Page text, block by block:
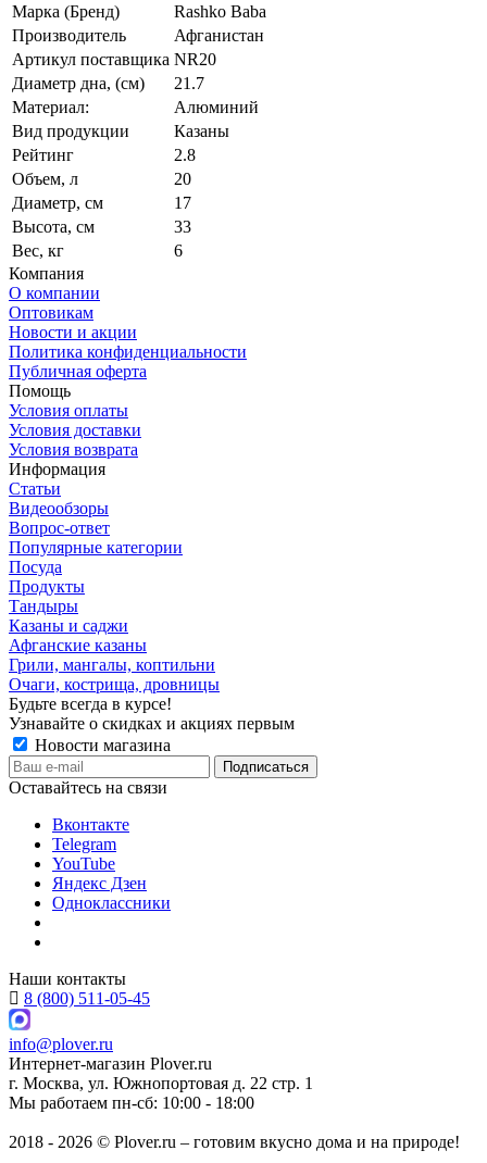
Марка (Бренд)
Rashko Baba
Производитель
Афганистан
Артикул поставщика NR20
Диаметр дна, (см)
21.7
Материал:
Алюминий
Вид продукции
Казаны
Рейтинг
2.8
Объем, л
20
Диаметр, см
17
Высота, см
33
Вес, кг
6
Компания
О компании
Оптовикам
Новости и акции
Политика конфиденциальности
Публичная оферта
Помощь
Условия оплаты
Условия доставки
Условия возврата
Информация
Статьи
Видеообзоры
Вопрос-ответ
Популярные категории
Посуда
Продукты
Тандыры
Казаны и саджи
Афганские казаны
Грили, мангалы, коптильни
Очаги, кострища, дровницы
Будьте всегда в курсе!
Узнавайте о скидках и акциях первым
Новости магазина
Оставайтесь на связи
Вконтакте
Telegram
YouTube
Яндекс Дзен
Одноклассники
Наши контакты
8 (800) 511-05-45
info@plover.ru
Интернет-магазин Plover.ru
г. Москва, ул. Южнопортовая д. 22 стр. 1
Мы работаем пн-сб: 10:00 - 18:00
2018 - 2026 © Plover.ru – готовим вкусно дома и на природе!